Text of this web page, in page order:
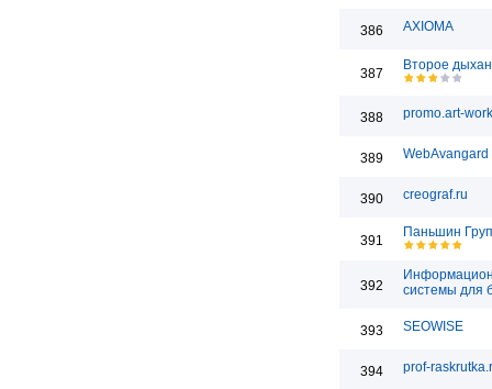
386 AXIOMA
387
Второе
388 promo.art-
389 WebAvangard
390 creograf.ru
391
Паньшин
392
системы для
393 SEOWISE
394 prof-